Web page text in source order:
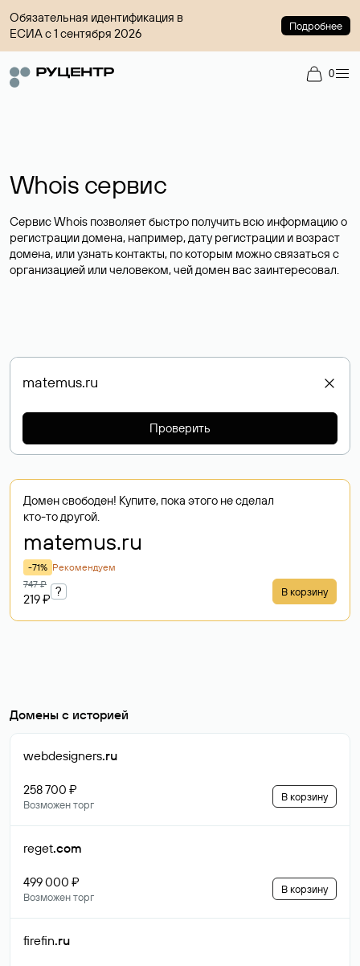
Обязательная идентификация в
ЕСИА с 1 сентября 2026
Подробнее
0
Whois сервис
Сервис Whois позволяет быстро получить всю информацию о
регистрации домена, например, дату регистрации и возраст
домена, или узнать контакты, по которым можно связаться с
организацией или человеком, чей домен вас заинтересовал.
Проверить
Домен свободен! Купите, пока этого не сделал
кто-то другой.
matemus.ru
-71% Рекомендуем
747 ₽
219 ₽
? В корзину
Домены с историей
webdesigners.ru
258 700 ₽
Возможен торг
В корзину
reget.com
499 000 ₽
Возможен торг
В корзину
firefin.ru